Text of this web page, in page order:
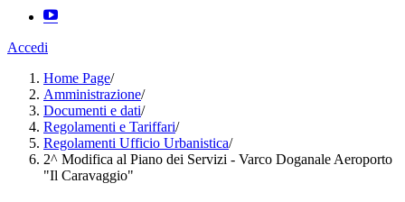
Accedi
Home Page/
Amministrazione/
Documenti e dati/
Regolamenti e Tariffari/
Regolamenti Ufficio Urbanistica/
2^ Modifica al Piano dei Servizi - Varco Doganale Aeroporto
"Il Caravaggio"